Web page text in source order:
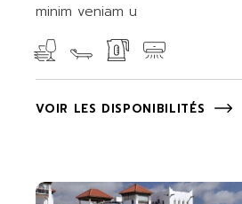
minim veniam u
VOIR LES DISPONIBILITÉS